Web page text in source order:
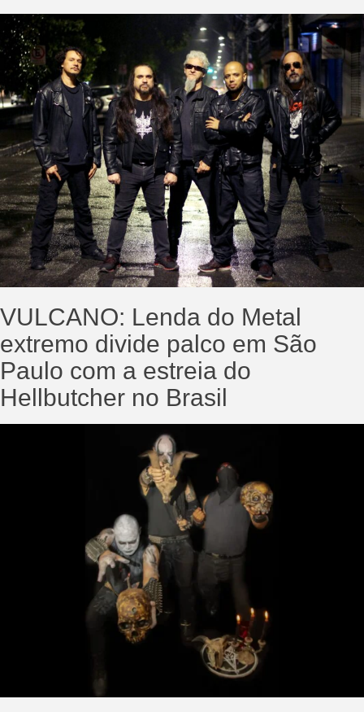
VULCANO: Lenda do Metal
extremo divide palco em São
Paulo com a estreia do
Hellbutcher no Brasil